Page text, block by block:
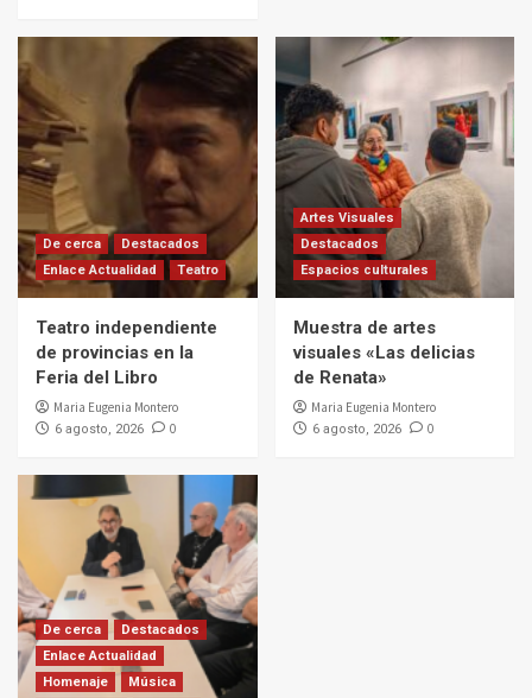
De cerca
Destacados
Enlace Actualidad
Teatro
Teatro independiente
de provincias en la
Feria del Libro
Maria Eugenia Montero
6 agosto, 2026 0
Artes Visuales
Destacados
Espacios culturales
Muestra de artes
visuales «Las delicias
de Renata»
Maria Eugenia Montero
6 agosto, 2026 0
De cerca
Destacados
Enlace Actualidad
Homenaje
Música